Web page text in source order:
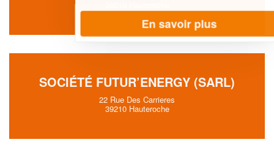
SOCIÉTÉ FUTUR’ENERGY (SARL)
22 Rue Des Carrieres
39210 Hauteroche
En savoir plus